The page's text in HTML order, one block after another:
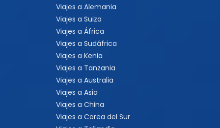
Viajes a Alemania
Viajes a Suiza
Viajes a África
Viajes a Sudáfrica
Viajes a Kenia
Viajes a Tanzania
Viajes a Australia
Viajes a Asia
Viajes a China
Viajes a Corea del Sur